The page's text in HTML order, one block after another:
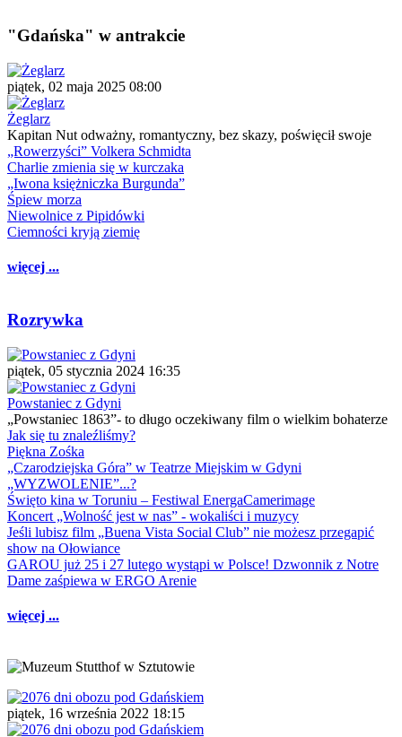
"Gdańska" w antrakcie
piątek, 02 maja 2025 08:00
Żeglarz
Kapitan Nut odważny, romantyczny, bez skazy, poświęcił swoje
„Rowerzyści” Volkera Schmidta
Charlie zmienia się w kurczaka
„Iwona księżniczka Burgunda”
Śpiew morza
Niewolnice z Pipidówki
Ciemności kryją ziemię
więcej ...
Rozrywka
piątek, 05 stycznia 2024 16:35
Powstaniec z Gdyni
„Powstaniec 1863”- to długo oczekiwany film o wielkim bohaterze
Jak się tu znaleźliśmy?
Piękna Zośka
„Czarodziejska Góra” w Teatrze Miejskim w Gdyni
„WYZWOLENIE”...?
Święto kina w Toruniu – Festiwal EnergaCamerimage
Koncert „Wolność jest w nas” - wokaliści i muzycy
Jeśli lubisz film „Buena Vista Social Club” nie możesz przegapić
show na Ołowiance
GAROU już 25 i 27 lutego wystąpi w Polsce! Dzwonnik z Notre
Dame zaśpiewa w ERGO Arenie
więcej ...
piątek, 16 września 2022 18:15